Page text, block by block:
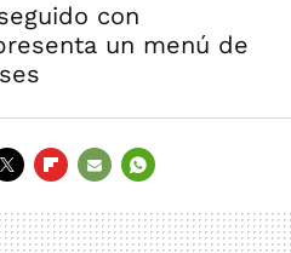
con
un menú de
MAIL